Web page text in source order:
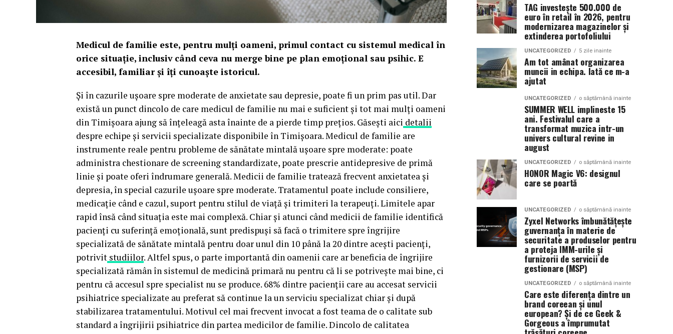
Medicul de familie este, pentru mulți oameni, primul contact cu sistemul medical în
orice situație, inclusiv când ceva nu merge bine pe plan emoțional sau psihic. E
accesibil, familiar și îți cunoaște istoricul.
Și în cazurile ușoare spre moderate de anxietate sau depresie, poate fi un prim pas util. Dar
există un punct dincolo de care medicul de familie nu mai e suficient și tot mai mulți oameni
din Timișoara ajung să înțeleagă asta înainte de a pierde timp prețios. Găsești aici detalii
despre echipe și servicii specializate disponibile în Timișoara. Medicul de familie are
instrumente reale pentru probleme de sănătate mintală ușoare spre moderate: poate
administra chestionare de screening standardizate, poate prescrie antidepresive de primă
linie și poate oferi îndrumare generală. Medicii de familie tratează frecvent anxietatea și
depresia, în special cazurile ușoare spre moderate. Tratamentul poate include consiliere,
medicație când e cazul, suport pentru stilul de viață și trimiteri la terapeuți. Limitele apar
rapid însă când situația este mai complexă. Chiar și atunci când medicii de familie identifică
pacienți cu suferință emoțională, sunt predispuși să facă o trimitere spre îngrijire
specializată de sănătate mintală pentru doar unul din 10 până la 20 dintre acești pacienți,
potrivit studiilor. Altfel spus, o parte importantă din oamenii care ar beneficia de îngrijire
specializată rămân în sistemul de medicină primară nu pentru că li se potrivește mai bine, ci
pentru că accesul spre specialist nu se produce. 68% dintre pacienții care au accesat servicii
psihiatrice specializate au preferat să continue la un serviciu specializat chiar și după
stabilizarea tratamentului. Motivul cel mai frecvent invocat a fost teama de o calitate sub
standard a îngrijirii psihiatrice din partea medicilor de familie. Dincolo de calitatea
TAG investește 500.000 de
euro în retail în 2026, pentru
modernizarea magazinelor și
extinderea portofoliului
UNCATEGORIZED 5 zile inainte
Am tot amânat organizarea
muncii in echipa. Iată ce m-a
ajutat
UNCATEGORIZED o săptămână inainte
SUMMER WELL implineste 15
ani. Festivalul care a
transformat muzica intr-un
univers cultural revine in
august
UNCATEGORIZED o săptămână inainte
HONOR Magic V6: designul
care se poartă
UNCATEGORIZED o săptămână inainte
Zyxel Networks îmbunătățește
guvernanța în materie de
securitate a produselor pentru
a proteja IMM-urile și
furnizorii de servicii de
gestionare (MSP)
UNCATEGORIZED o săptămână inainte
Care este diferența dintre un
brand coreean și unul
european? Și de ce Geek &
Gorgeous a împrumutat